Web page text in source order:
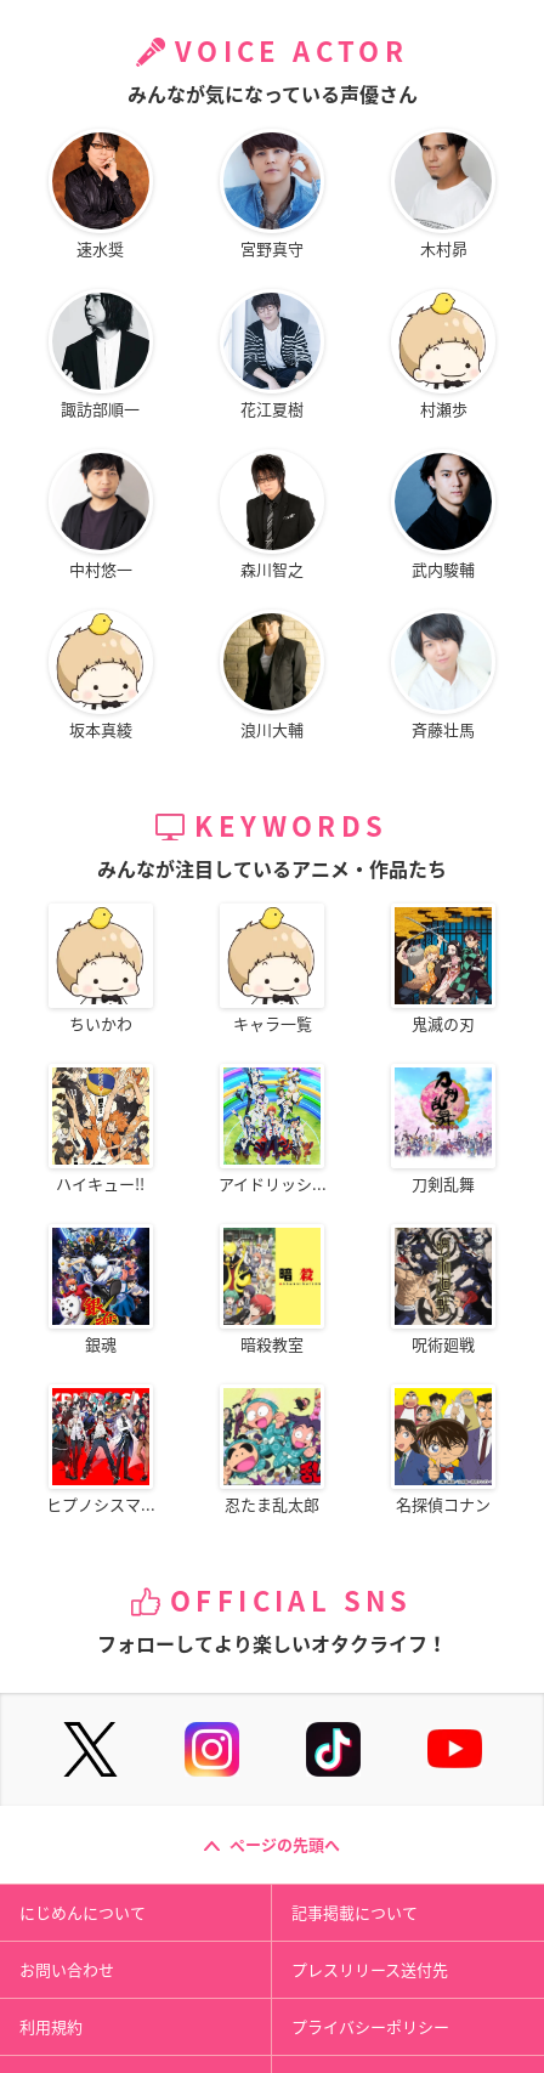
VOICE ACTOR
みんなが気になっている声優さん
速水奨 宮野真守 木村昴
諏訪部順一 花江夏樹 村瀬歩
中村悠一 森川智之 武内駿輔
坂本真綾 浪川大輔 斉藤壮馬
KEYWORDS
みんなが注目しているアニメ・作品たち
ちいかわ キャラ一覧 鬼滅の刃
ハイキュー!! アイドリッシ... 刀剣乱舞
銀魂 暗殺教室 呪術廻戦
ヒプノシスマ... 忍たま乱太郎 名探偵コナン
OFFICIAL SNS
フォローしてより楽しいオタクライフ！
ページの先頭へ
にじめんについて 記事掲載について
お問い合わせ プレスリリース送付先
利用規約 プライバシーポリシー